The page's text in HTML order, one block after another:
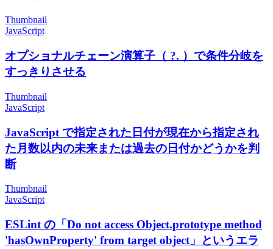
Thumbnail
JavaScript
オプショナルチェーン演算子（ ?. ）で条件分岐を
すっきりさせる
Thumbnail
JavaScript
JavaScript で指定された日付が現在から指定され
た月数以内の未来または過去の日付かどうかを判
断
Thumbnail
JavaScript
ESLint の「Do not access Object.prototype method
'hasOwnProperty' from target object」というエラ